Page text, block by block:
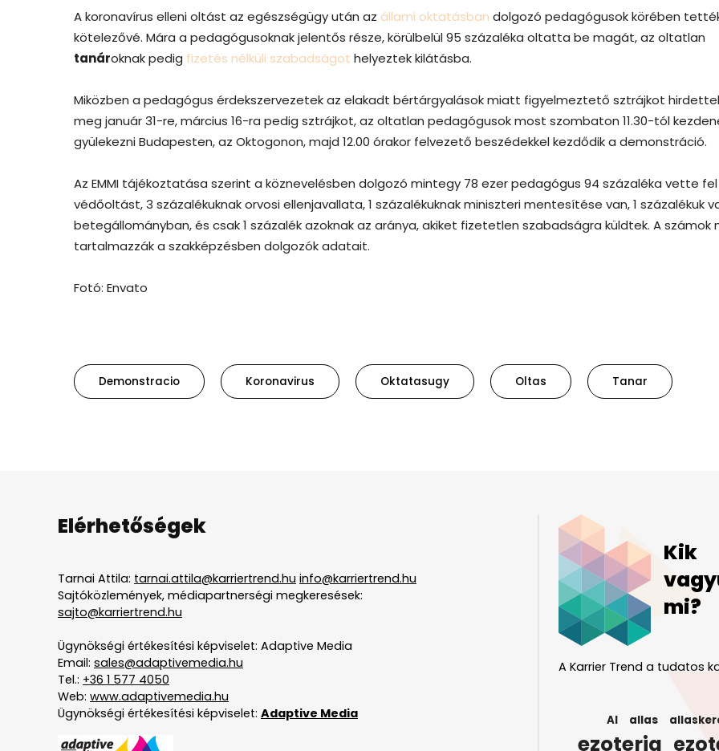
A koronavírus elleni oltást az egészségügy után az állami oktatásban dolgozó pedagógusok körében
kötelezővé. Mára a pedagógusoknak jelentős része, körülbelül 95 százaléka oltatta be magát, az oltatlan
tanároknak pedig fizetés nélküli szabadságot helyeztek kilátásba.
Miközben a pedagógus érdekszervezetek az elakadt bértárgyalások miatt figyelmeztető sztrájkot
meg január 31-re, március 16-ra pedig sztrájkot, az oltatlan pedagógusok most szombaton 11.30-tól
gyülekezni Budapesten, az Oktogonon, majd 12.00 órakor felvezető beszédekkel kezdődik a demonstráció.
Az EMMI tájékoztatása szerint a köznevelésben dolgozó mintegy 78 ezer pedagógus 94 százaléka vette
védőoltást, 3 százalékuknak orvosi ellenjavallata, 1 százalékuknak miniszteri mentesítése van, 1 százalékuk
betegállományban, és csak 1 százalék azoknak az aránya, akiket fizetetlen szabadságra küldtek. A számok
tartalmazzák a szakképzésben dolgozók adatait.
Fotó: Envato
Demonstracio Koronavirus Oktatasugy Oltas Tanar
Elérhetőségek
Tarnai Attila: tarnai.attila@karriertrend.hu info@karriertrend.hu
Sajtóközlemények, médiapartnerségi megkeresések:
sajto@karriertrend.hu
Ügynökségi értékesítési képviselet: Adaptive Media
Email: sales@adaptivemedia.hu
Tel.: +36 1 577 4050
Web: www.adaptivemedia.hu
Ügynökségi értékesítési képviselet: Adaptive Media
Kik
mi?
A Karrier Trend a tudatos
AI allas
ezoteria